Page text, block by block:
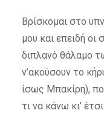
Βρίσκομαι στο
μου και επειδή οι
διπλανό θάλαμο
ν’ακούσουν το
ίσως Μπακίρη),
τι να κάνω κι’